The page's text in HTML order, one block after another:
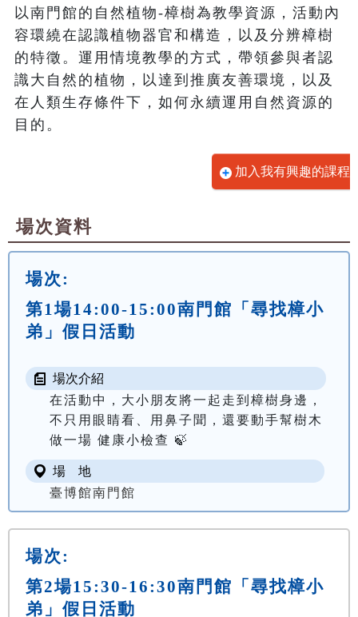
以南門館的自然植物-樟樹為教學資源，活動內
容環繞在認識植物器官和構造，以及分辨樟樹
的特徵。運用情境教學的方式，帶領參與者認
識大自然的植物，以達到推廣友善環境，以及
在人類生存條件下，如何永續運用自然資源的
目的。
加入我有興趣的課程
場次資料
場次:
第1場14:00-15:00南門館「尋找樟小
弟」假日活動
場次介紹
在活動中，大小朋友將一起走到樟樹身邊，
不只用眼睛看、用鼻子聞，還要動手幫樹木
做一場 健康小檢查 🍃
場 地
臺博館南門館
場次:
第2場15:30-16:30南門館「尋找樟小
弟」假日活動